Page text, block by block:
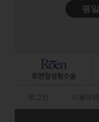
평일
로그인 이용약관